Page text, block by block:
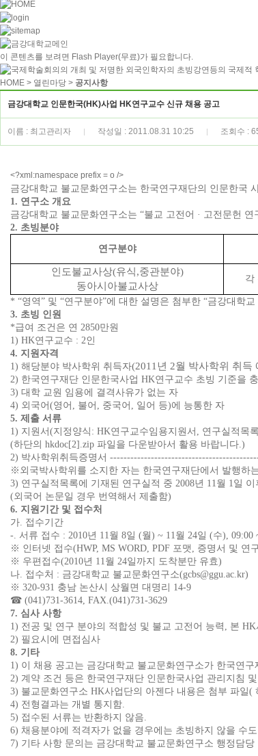
이 콘텐츠를 보려면 Flash Player(무료)가 필요합니다.
HOME > 열린마당 > 공지사항
금강대학교 인문한국(HK)사업 HK연구교수 신규 채용 공고
이름 : 최고관리자 작성일 : 2011.08.31 10:25 조회수 :
<?xml:namespace prefix = o />
금강대학교 불교문화연구소는 한국연구재단의 인문한국
1. 연구소 개요
금강대학교 불교문화연구소는 “불교 고전어 · 고전문헌
2. 초빙분야
연구분야
인도불교사상(유식,중관분야)
동아시아불교사상
각
* “영역” 및 “연구분야”에 대한 설명은 첨부한 “금강대학
3. 초빙 인원
*급여 조건은 연 2850만원
1) HK연구교수 : 2인
4. 지원자격
1) 해당분야 박사학위 취득자(2011년 2월 박사학위 취득
2) 한국연구재단 인문한국사업 HK연구교수 초빙 기준을
3) 대학 교원 임용에 결격사유가 없는 자
4) 외국어(영어, 불어, 중국어, 일어 등)에 능통한 자
5. 제출 서류
1) 지원서(지정양식: HK연구교수임용지원서, 연구실적목
(하단의 hkdoc[2].zip 파일을 다운받아서 활용 바랍니다.)
2) 박사학위취득증명서
※외국박사학위를 소지한 자는 한국연구재단에서 발행하
3) 연구실적목록에 기재된 연구실적 중 2008년 11월 1일
(외국어 논문일 경우 번역해서 제출함)
6. 지원기간 및 접수처
가. 접수기간
-. 서류 접수 : 2010년 11월 8일 (월) ~ 11월 24일 (수), 09:00
※ 인터넷 접수(HWP, MS WORD, PDF 포맷, 증명서 및 연
※ 우편접수(2010년 11월 24일까지 도착분만 유효)
나. 접수처 : 금강대학교 불교문화연구소(gcbs@ggu.ac.kr)
※ 320-931 충남 논산시 상월면 대명리 14-9
☎ (041)731-3614, FAX.(041)731-3629
7. 심사 사항
1) 전공 및 연구 분야의 적합성 및 불교 고전어 능력, 본
2) 필요시에 면접심사
8. 기타
1) 이 채용 공고는 금강대학교 불교문화연구소가 한국연
2) 계약 조건 등은 한국연구재단 인문한국사업 관리지침
3) 불교문화연구소 HK사업단의 아젠다 내용은 첨부 파일(
4) 전형결과는 개별 통지함.
5) 접수된 서류는 반환하지 않음.
6) 채용분야에 적격자가 없을 경우에는 초빙하지 않을 수
7) 기타 사항 문의는 금강대학교 불교문화연구소 행정담당